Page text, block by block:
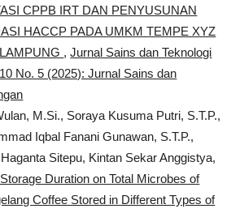
CPPB IRT DAN PENYUSUNAN
HACCP PADA UMKM TEMPE XYZ
,Jurnal Sains dan Teknologi
No. 5 (2025): Jurnal Sains dan
M.Si., Soraya Kusuma Putri, S.T.P.,
Iqbal Fanani Gunawan, S.T.P.,
Sitepu, Kintan Sekar Anggistya,
Duration on Total Microbes of
Coffee Stored in Different Types of